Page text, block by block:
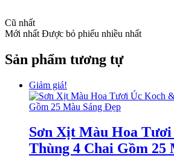
Cũ nhất
Mới nhất Được bỏ phiếu nhiều nhất
Sản phẩm tương tự
Giảm giá!
Sơn Xịt Màu Hoa
Thùng 4 Chai Gồm 25